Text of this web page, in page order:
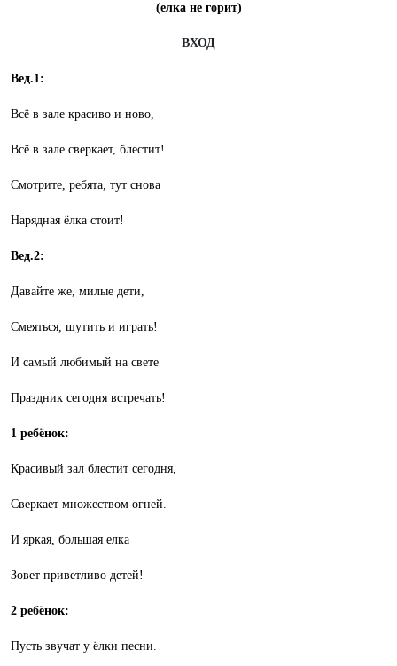
(елка не горит)
ВХОД
Вед.1:
Всё в зале красиво и ново,
Всё в зале сверкает, блестит!
Смотрите, ребята, тут снова
Нарядная ёлка стоит!
Вед.2:
Давайте же, милые дети,
Смеяться, шутить и играть!
И самый любимый на свете
Праздник сегодня встречать!
1 ребёнок:
Красивый зал блестит сегодня,
Сверкает множеством огней.
И яркая, большая елка
Зовет приветливо детей!
2 ребёнок:
Пусть звучат у ёлки песни.